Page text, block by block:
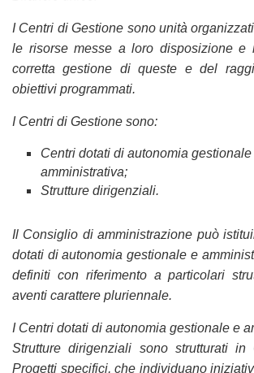
I Centri di Gestione sono unità
le risorse messe a loro disposizione e
corretta gestione di queste e del
obiettivi programmati.
I Centri di Gestione sono:
Centri dotati di autonomia gestionale
amministrativa;
Strutture dirigenziali.
Il Consiglio di amministrazione può
dotati di autonomia gestionale e
definiti con riferimento a particolari
aventi carattere pluriennale.
I Centri dotati di autonomia gestionale e
Strutture dirigenziali sono strutturati in
Progetti specifici, che individuano